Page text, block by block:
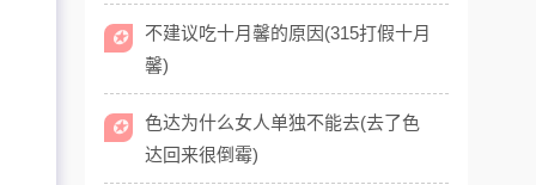
✪
不建议吃十月馨的原因(315打假十月
馨)
✪
色达为什么女人单独不能去(去了色
达回来很倒霉)